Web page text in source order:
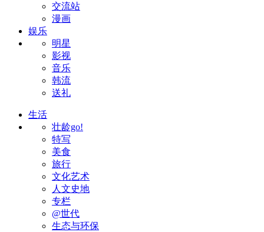
交流站
漫画
娱乐
明星
影视
音乐
韩流
送礼
生活
壮龄go!
特写
美食
旅行
文化艺术
人文史地
专栏
@世代
生态与环保